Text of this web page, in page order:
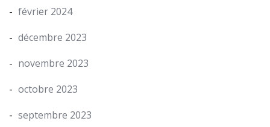
février 2024
décembre 2023
novembre 2023
octobre 2023
septembre 2023